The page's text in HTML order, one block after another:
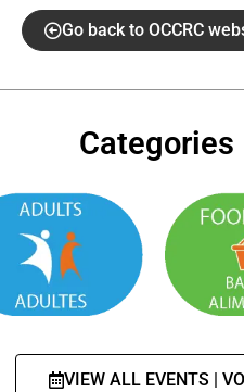
Go back to OCCRC
Categories
VIEW ALL EVENTS |